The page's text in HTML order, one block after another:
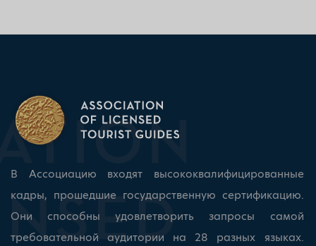
В Ассоциацию входят высококвалифицированные
кадры, прошедшие государственную сертификацию.
Они способны удовлетворить запросы самой
требовательной аудитории на 28 разных языках.